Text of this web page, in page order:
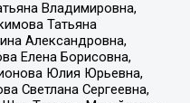
Владимировна,
Татьяна
Александровна,
Елена Борисовна,
Юлия Юрьевна,
Светлана Сергеевна,